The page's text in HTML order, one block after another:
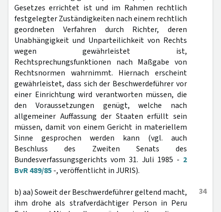
Gesetzes errichtet ist und im Rahmen rechtlich
festgelegter Zuständigkeiten nach einem rechtlich
geordneten Verfahren durch Richter, deren
Unabhängigkeit und Unparteilichkeit von Rechts
wegen gewährleistet ist,
Rechtsprechungsfunktionen nach Maßgabe von
Rechtsnormen wahrnimmt. Hiernach erscheint
gewährleistet, dass sich der Beschwerdeführer vor
einer Einrichtung wird verantworten müssen, die
den Voraussetzungen genügt, welche nach
allgemeiner Auffassung der Staaten erfüllt sein
müssen, damit von einem Gericht in materiellem
Sinne gesprochen werden kann (vgl. auch
Beschluss des Zweiten Senats des
Bundesverfassungsgerichts vom 31. Juli 1985 - 2
BvR 489/85-, veröffentlicht in JURIS).
34
b) aa) Soweit der Beschwerdeführer geltend macht,
ihm drohe als strafverdächtiger Person in Peru